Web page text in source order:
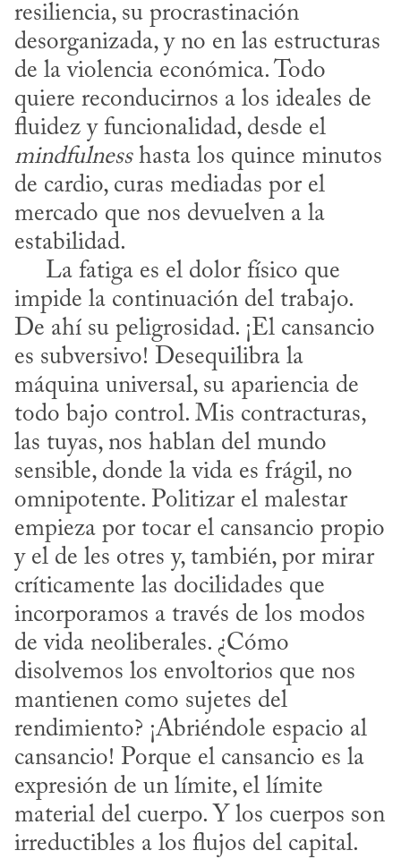
resiliencia, su procrastinación
desorganizada, y no en las estructuras
de la violencia económica. Todo
quiere reconducirnos a los ideales de
mindfulness hasta los quince minutos
de cardio, curas mediadas por el
mercado que nos devuelven a la
estabilidad.
impide la continuación del trabajo.
De ahí su peligrosidad. ¡El cansancio
es subversivo! Desequilibra la
máquina universal, su apariencia de
todo bajo control. Mis contracturas,
las tuyas, nos hablan del mundo
sensible, donde la vida es frágil, no
omnipotente. Politizar el malestar
empieza por tocar el cansancio propio
y el de les otres y, también, por mirar
críticamente las docilidades que
incorporamos a través de los modos
de vida neoliberales. ¿Cómo
disolvemos los envoltorios que nos
mantienen como sujetes del
rendimiento? ¡Abriéndole espacio al
cansancio! Porque el cansancio es la
expresión de un límite, el límite
material del cuerpo. Y los cuerpos son
irreductibles a los flujos del capital.